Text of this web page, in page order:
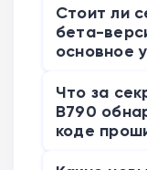
Стоит ли
бета-
основное
Что за
B790
коде